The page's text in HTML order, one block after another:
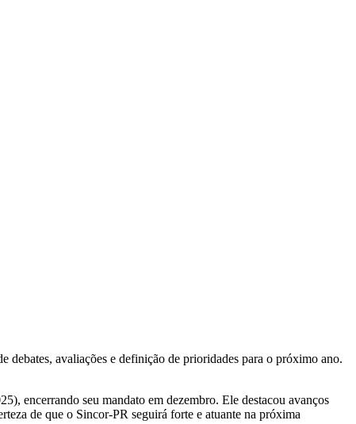
debates, avaliações e definição de prioridades para o próximo ano.
encerrando seu mandato em dezembro. Ele destacou avanços
de que o Sincor-PR seguirá forte e atuante na próxima